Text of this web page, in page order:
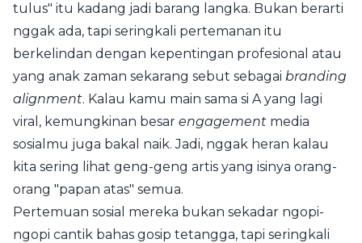
tulus" itu kadang jadi barang langka. Bukan berarti
nggak ada, tapi seringkali pertemanan itu
berkelindan dengan kepentingan profesional atau
yang anak zaman sekarang sebut sebagai branding
alignment. Kalau kamu main sama si A yang lagi
viral, kemungkinan besar engagement media
sosialmu juga bakal naik. Jadi, nggak heran kalau
kita sering lihat geng-geng artis yang isinya orang-
orang "papan atas" semua.
Pertemuan sosial mereka bukan sekadar ngopi-
ngopi cantik bahas gosip tetangga, tapi seringkali